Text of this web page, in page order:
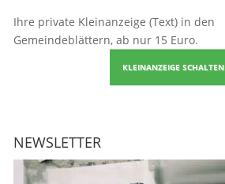
Ihre private Kleinanzeige (Text) in den
Gemeindeblättern, ab nur 15 Euro.
KLEINANZEIGE SCHALTEN
NEWSLETTER